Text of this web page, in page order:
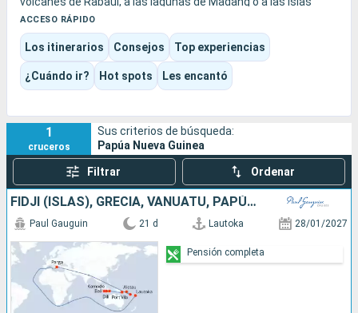
Trobriand, con sus danzas, sus casas, sus piraguas y sus
tradiciones todavía muy presentes.
El viaje se vive como una expedición tranquila: salidas en
barco, encuentros organizados, esnórquel, paisajes
volcánicos, huellas de la Segunda Guerra Mundial y escalas en
ACCESO RÁPIDO
Los itinerarios Consejos Top experiencias
¿Cuándo ir? Hot spots Les encantó
1
cruceros
Sus criterios de búsqueda:
Papúa Nueva Guinea
Filtrar Ordenar
FIDJI (ISLAS), GRECIA, VANUATU, PAPÚA NUEVA GUINEA, INDONESIA
Paul Gauguin 21 d Lautoka 28/01/2027
Pensión completa